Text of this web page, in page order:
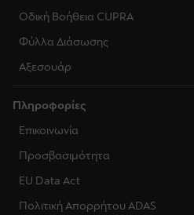
Οδική Βοήθεια CUPRA
Φύλλα Διάσωσης
Αξεσουάρ
Πληροφορίες
Επικοινωνία
Προσβασιμότητα
EU Data Act
Πολιτική Απορρήτου ADAS